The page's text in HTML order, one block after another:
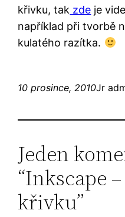
křivku, tak zde je
například při tvorbě
kulatého razítka.
10 prosince, 2010Jr
Jeden
“Inkscape
křivku”